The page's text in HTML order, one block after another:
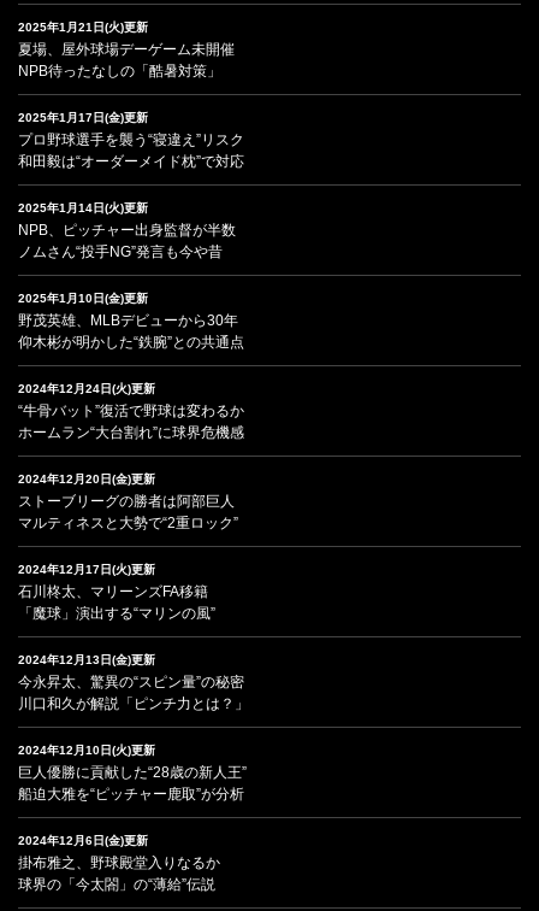
2025年1月21日(火)更新
夏場、屋外球場デーゲーム未開催
NPB待ったなしの「酷暑対策」
2025年1月17日(金)更新
プロ野球選手を襲う“寝違え”リスク
和田毅は“オーダーメイド枕”で対応
2025年1月14日(火)更新
NPB、ピッチャー出身監督が半数
ノムさん“投手NG”発言も今や昔
2025年1月10日(金)更新
野茂英雄、MLBデビューから30年
仰木彬が明かした“鉄腕”との共通点
2024年12月24日(火)更新
“牛骨バット”復活で野球は変わるか
ホームラン“大台割れ”に球界危機感
2024年12月20日(金)更新
ストーブリーグの勝者は阿部巨人
マルティネスと大勢で“2重ロック”
2024年12月17日(火)更新
石川柊太、マリーンズFA移籍
「魔球」演出する“マリンの風”
2024年12月13日(金)更新
今永昇太、驚異の“スピン量”の秘密
川口和久が解説「ピンチ力とは？」
2024年12月10日(火)更新
巨人優勝に貢献した“28歳の新人王”
船迫大雅を“ピッチャー鹿取”が分析
2024年12月6日(金)更新
掛布雅之、野球殿堂入りなるか
球界の「今太閤」の“薄給”伝説